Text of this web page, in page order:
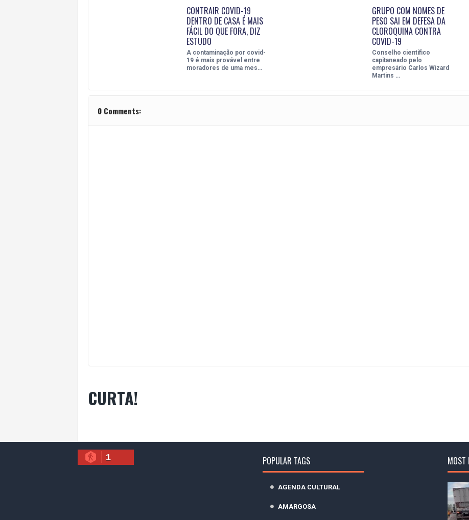
CONTRAIR COVID-19
DENTRO DE CASA É MAIS
FÁCIL DO QUE FORA, DIZ
ESTUDO
A contaminação por covid-
19 é mais provável entre
moradores de uma mes…
GRUPO COM NOMES DE
PESO SAI EM DEFESA DA
CLOROQUINA CONTRA
COVID-19
Conselho científico
capitaneado pelo
empresário Carlos Wizard
Martins …
0 Comments:
CURTA!
1 POPULAR TAGS
AGENDA CULTURAL
AMARGOSA
MOST